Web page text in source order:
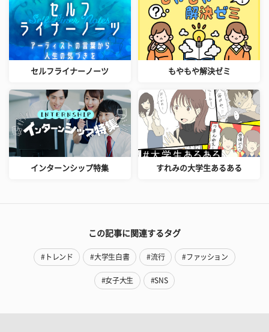
セルフライナーノーツ もやもや解決ゼミ
インターンシップ特集 すれみの大学生あるある
この記事に関連するタグ
#トレンド #大学生白書 #流行 #ファッション
#女子大生 #SNS